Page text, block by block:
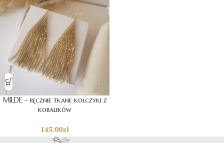
MILDE – ręcznie tkane kolczyki z
koralików
145.00zł